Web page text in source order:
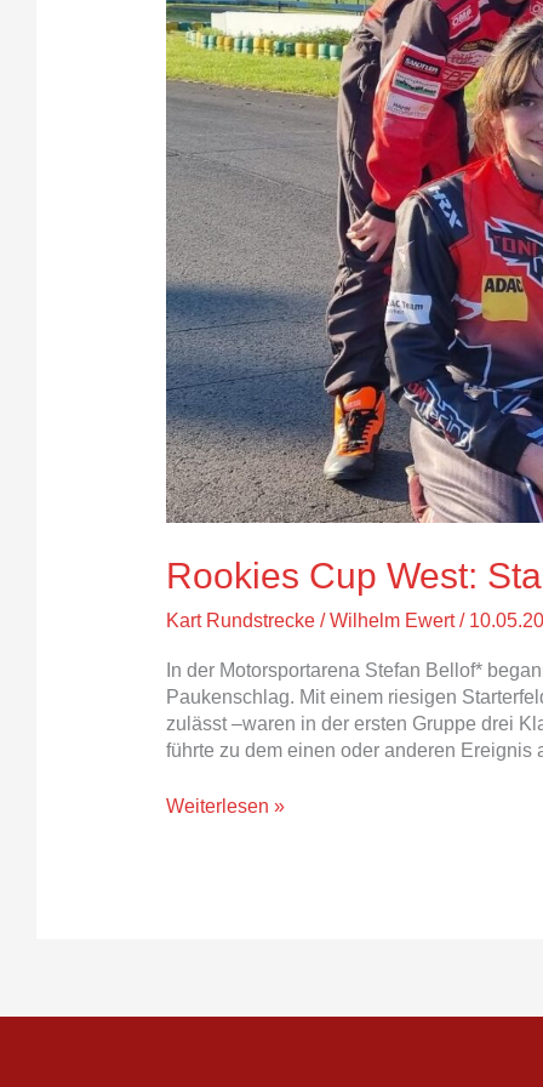
Rookies Cup West:
Kart Rundstrecke/Wilhelm Ewert/
In der Motorsportarena Stefan Bellof*
Paukenschlag. Mit einem riesigen
zulässt –waren in der ersten Gruppe drei
führte zu dem einen oder anderen Ereignis
Weiterlesen »